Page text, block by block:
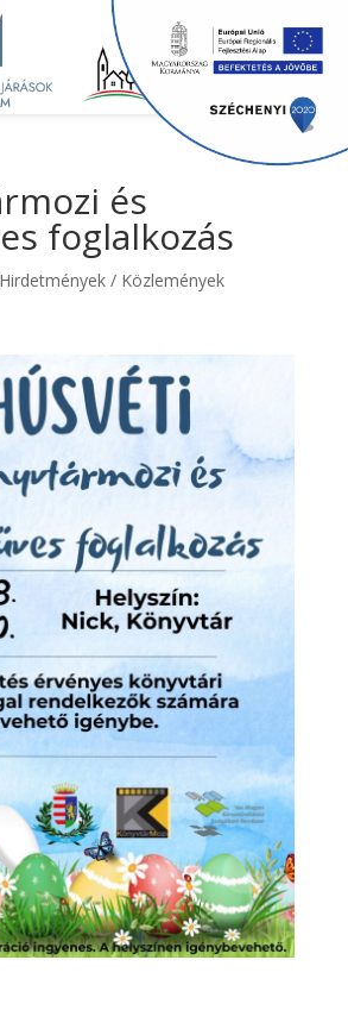
és
foglalkozás
Hirdetmények / Közlemények